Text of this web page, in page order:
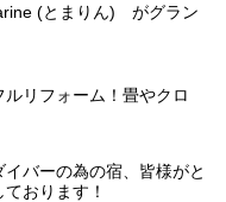
(とまりん) がグラン
リフォーム！畳やクロ
バーの為の宿、皆様がと
おります！